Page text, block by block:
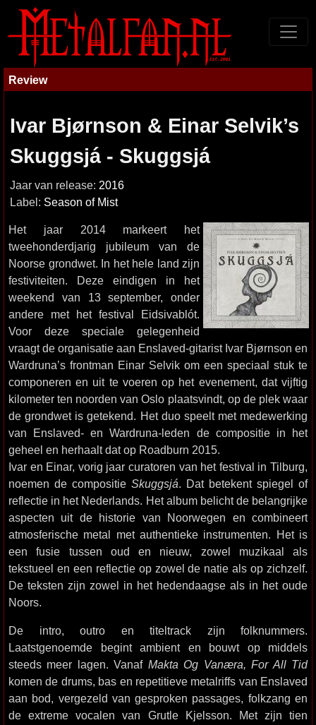
Review
Ivar Bjørnson & Einar Selvik’s
Skuggsjá - Skuggsjá
Jaar van release: 2016
Label: Season of Mist
Het jaar 2014 markeert het
tweehonderdjarig jubileum van de
Noorse grondwet. In het hele land zijn
festiviteiten. Deze eindigen in het
weekend van 13 september, onder
andere met het festival Eidsivablót.
Voor deze speciale gelegenheid
vraagt de organisatie aan Enslaved-gitarist Ivar Bjørnson en
Wardruna’s frontman Einar Selvik om een speciaal stuk te
componeren en uit te voeren op het evenement, dat vijftig
kilometer ten noorden van Oslo plaatsvindt, op de plek waar
de grondwet is getekend. Het duo speelt met medewerking
van Enslaved- en Wardruna-leden de compositie in het
geheel en herhaalt dat op Roadburn 2015.
Ivar en Einar, vorig jaar curatoren van het festival in Tilburg,
noemen de compositie Skuggsjá. Dat betekent spiegel of
reflectie in het Nederlands. Het album belicht de belangrijke
aspecten uit de historie van Noorwegen en combineert
atmosferische metal met authentieke instrumenten. Het is
een fusie tussen oud en nieuw, zowel muzikaal als
tekstueel en een reflectie op zowel de natie als op zichzelf.
De teksten zijn zowel in het hedendaagse als in het oude
Noors.
De intro, outro en titeltrack zijn folknummers.
Laatstgenoemde begint ambient en bouwt op middels
steeds meer lagen. Vanaf Makta Og Vanæra, For All Tid
komen de drums, bas en repetitieve metalriffs van Enslaved
aan bod, vergezeld van gesproken passages, folkzang en
de extreme vocalen van Grutle Kjelsson. Met zijn tien